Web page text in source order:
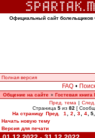
Официальный сайт болельщиков
Полная версия
FAQ •
Общение на сайте » Гостевая книга
Пред. тема |
Страница 5 из 82 [
На страницу Пред. 1 2 3 4 5,
Начать новую тему
Версия для печати